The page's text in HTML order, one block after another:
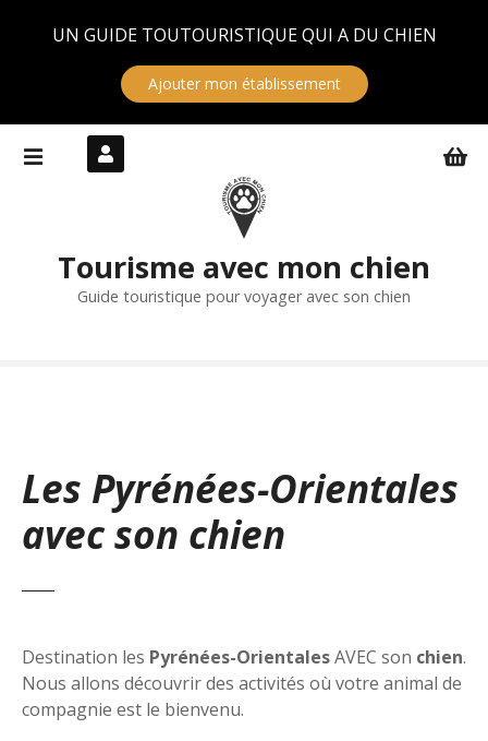
UN GUIDE TOUTOURISTIQUE QUI A DU CHIEN
Ajouter mon établissement
Tourisme avec mon chien
Guide touristique pour voyager avec son chien
Les Pyrénées-Orientales
avec son chien
Destination les Pyrénées-OrientalesAVEC son chien.
Nous allons découvrir des activités où votre animal de
compagnie est le bienvenu.